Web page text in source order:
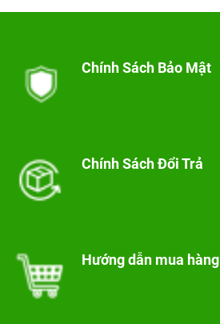
Chính Sách Bảo Mật
Chính Sách Đổi Trả
Hướng dẫn mua hàng